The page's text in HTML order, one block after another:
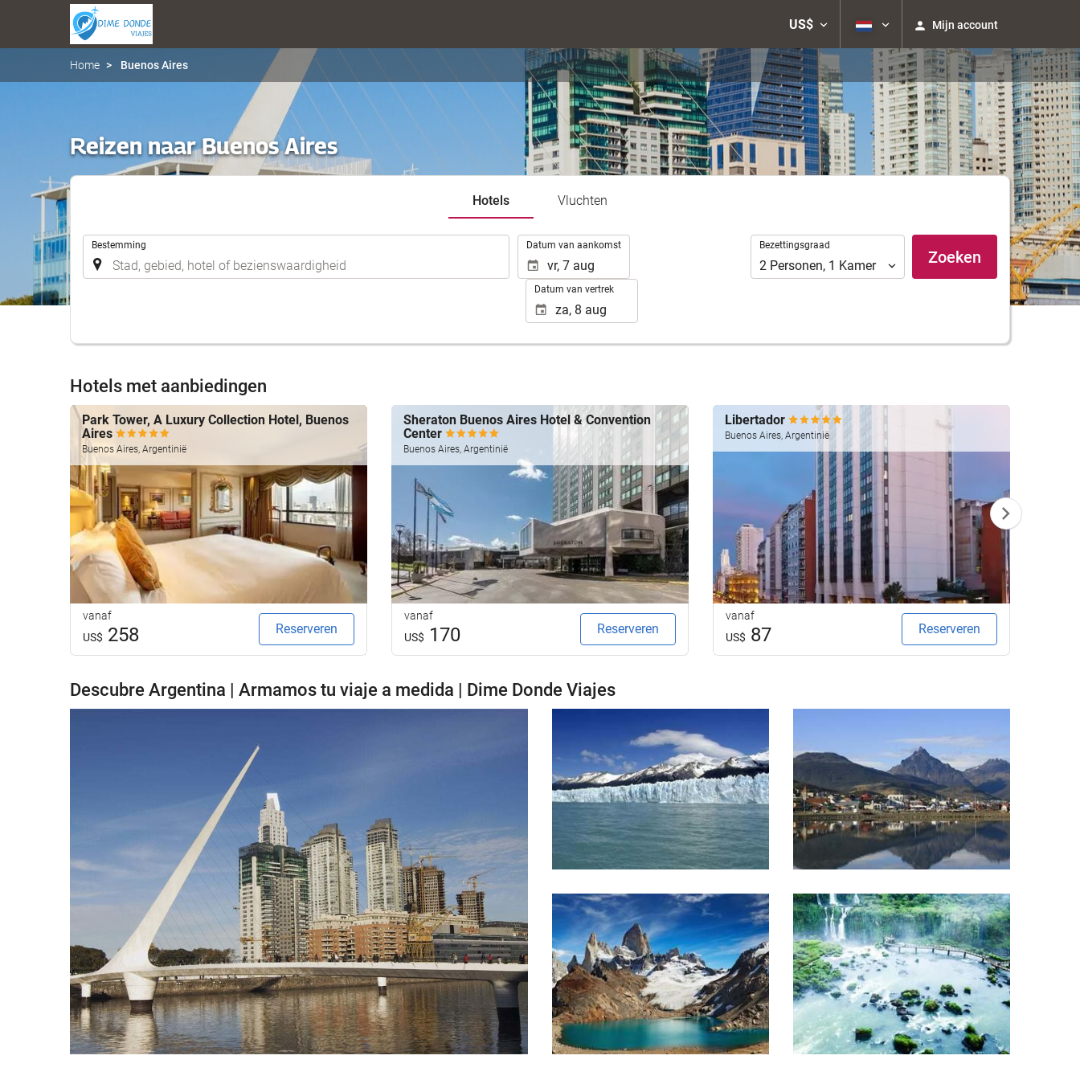
US$ Mijn account
Home Buenos Aires
Reizen naar Buenos Aires
Hotels Vluchten
Bestemming Datum van aankomst
Datum van vertrek
Bezettingsgraad
Bezettingsgraad
2 Personen, 1 Kamer Zoeken
Hotels met aanbiedingen
Park Tower, A Luxury Collection Hotel, Buenos
Aires
Buenos Aires, Argentinië
vanaf
US$ 258 Reserveren
Sheraton Buenos Aires Hotel & Convention
Center
Buenos Aires, Argentinië
vanaf
US$ 170 Reserveren
Libertador
Buenos Aires, Argentinië
vanaf
US$ 87 Reserveren
Descubre Argentina | Armamos tu viaje a medida | Dime Donde Viajes